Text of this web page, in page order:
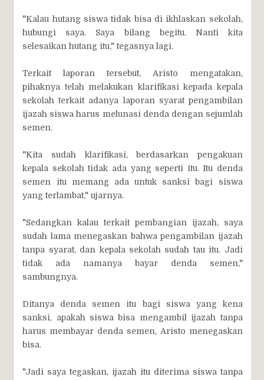
"Kalau hutang siswa tidak bisa di ikhlaskan sekolah,
hubungi saya. Saya bilang begitu. Nanti kita
selesaikan hutang itu," tegasnya lagi.
Terkait laporan tersebut, Aristo mengatakan,
pihaknya telah melakukan klarifikasi kepada kepala
sekolah terkait adanya laporan syarat pengambilan
ijazah siswa harus melunasi denda dengan sejumlah
semen.
"Kita sudah klarifikasi, berdasarkan pengakuan
kepala sekolah tidak ada yang seperti itu. Itu denda
semen itu memang ada untuk sanksi bagi siswa
yang terlambat," ujarnya.
"Sedangkan kalau terkait pembangian ijazah, saya
sudah lama menegaskan bahwa pengambilan ijazah
tanpa syarat, dan kepala sekolah sudah tau itu. Jadi
tidak ada namanya bayar denda semen,"
sambungnya.
Ditanya denda semen itu bagi siswa yang kena
sanksi, apakah siswa bisa mengambil ijazah tanpa
harus membayar denda semen, Aristo menegaskan
bisa.
"Jadi saya tegaskan, ijazah itu diterima siswa tanpa